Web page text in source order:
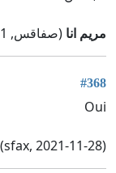
مريم انا (صفاقس, 2021-11-28)
#368
Oui
(sfax, 2021-11-28)